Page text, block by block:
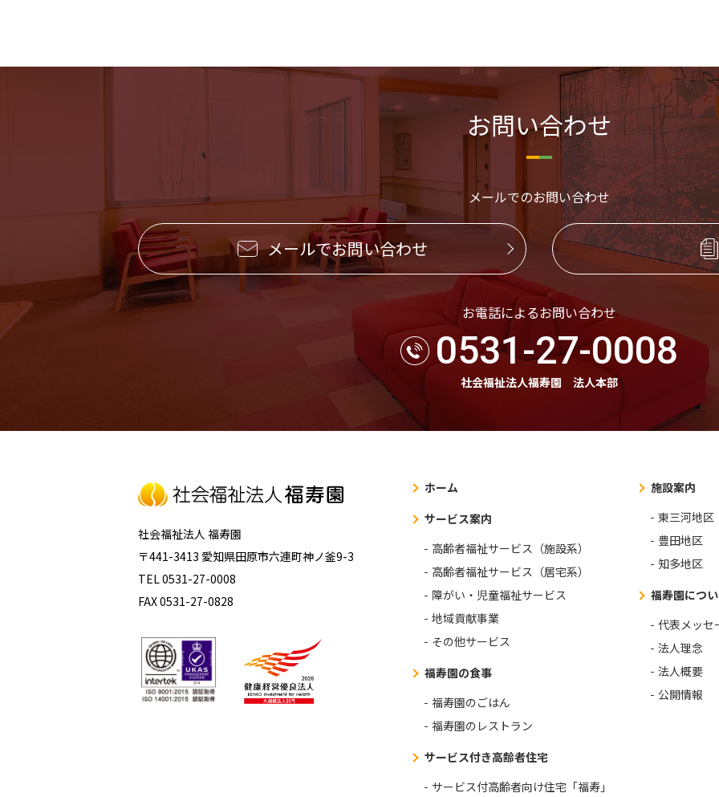
お問い合わせ
メールでのお問い合わせ
メールでお問い合わせ
お電話によるお問い合わせ
0531-27-0008
社会福祉法人福寿園 法人本部
社会福祉法人 福寿園
〒441-3413 愛知県田原市六連町神ノ釜9-3
TEL 0531-27-0008
FAX 0531-27-0828
ホーム
サービス案内
高齢者福祉サービス（施設系）
高齢者福祉サービス（居宅系）
障がい・児童福祉サービス
地域貢献事業
その他サービス
福寿園の食事
福寿園のごはん
福寿園のレストラン
施設案内
東三河地区
豊田地区
知多地区
福寿園につ
代表メッセ
法人理念
法人概要
公開情報
サービス付き高齢者住宅
サービス付高齢者向け住宅「福寿」